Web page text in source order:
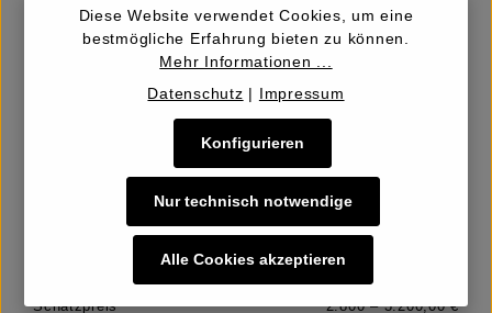
294
Kern-Switar 2.8/52mm prototype
nicht verkauft
Schätzpreis
2.800 – 3.200,00 €
Diese Website verwendet Cookies, um eine
bestmögliche Erfahrung bieten zu können.
Mehr Informationen ...
Datenschutz | Impressum
Nur technisch notwendige
Konfigurieren
Alle Cookies akzeptieren